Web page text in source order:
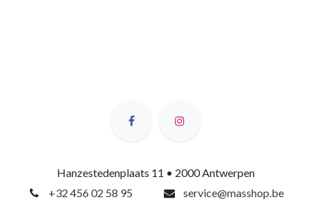
Hanzestedenplaats 11 • 2000 Antwerpen
+32 456 02 58 95
service@masshop.be